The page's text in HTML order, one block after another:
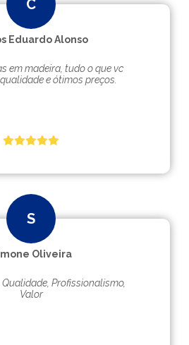
Eduardo Alonso
em madeira, tudo o que vc
e ótimos preços.
Oliveira
Profissionalismo,
Valor